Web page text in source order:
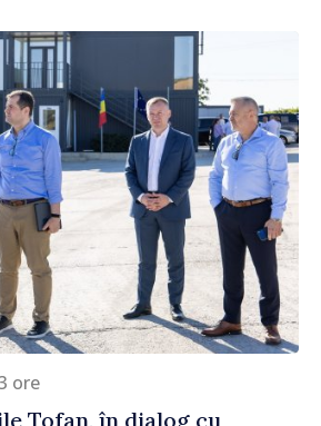
ore
Tofan, în dialog cu